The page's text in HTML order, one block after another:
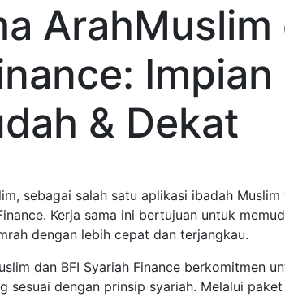
ArahMuslim
Impian
& Dekat
sebagai salah satu aplikasi ibadah
Kerja sama ini bertujuan untuk
dengan lebih cepat dan terjangkau.
dan BFI Syariah Finance berkomitmen
sesuai dengan prinsip syariah. Melalui